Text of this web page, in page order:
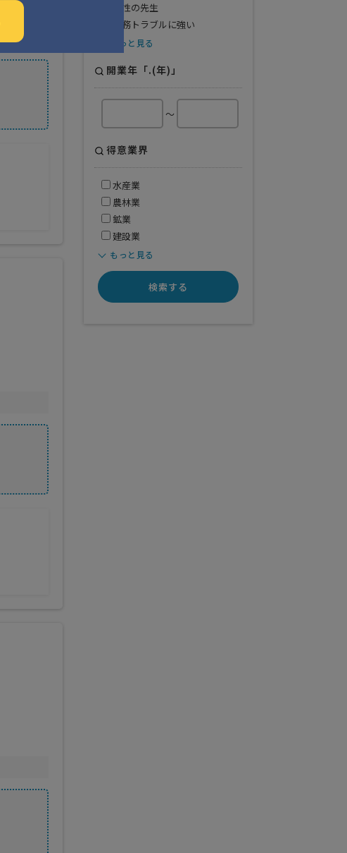
女性の先生
労務トラブルに強い
もっと見る
開業年「.(年)」
～
得意業界
水産業
農林業
鉱業
建設業
もっと見る
検索する